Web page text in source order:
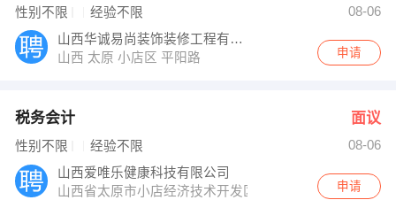
性别不限 经验不限
08-06
山西华诚易尚装饰装修工程有限公司
山西 太原 小店区 平阳路
申请
税务会计 面议
性别不限 经验不限
08-06
山西爱唯乐健康科技有限公司
山西省太原市小店经济技术开发区经北街16号德森大厦5
申请